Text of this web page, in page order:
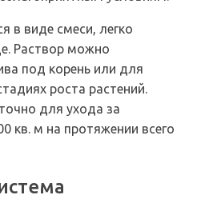
в виде смеси, легко
Раствор можно
под корень или для
роста растений.
для ухода за
кв. м на протяжении всего